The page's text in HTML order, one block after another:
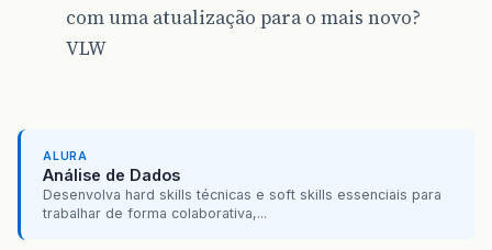
com uma atualização para o mais novo?
VLW
ALURA
Análise de Dados
Desenvolva hard skills técnicas e soft skills essenciais para
trabalhar de forma colaborativa,...